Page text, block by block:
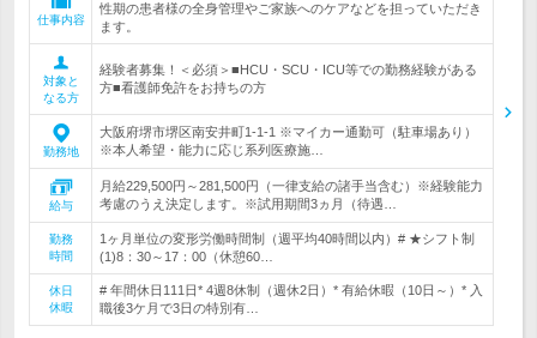
仕事内容
性期の患者様の全身管理やご家族へのケアなどを担っていただき
ます。
対象と
なる方
経験者募集！＜必須＞■HCU・SCU・ICU等での勤務経験がある
方■看護師免許をお持ちの方
勤務地
大阪府堺市堺区南安井町1-1-1 ※マイカー通勤可（駐車場あり）
※本人希望・能力に応じ系列医療施…
給与
月給229,500円～281,500円（一律支給の諸手当含む）※経験能力
考慮のうえ決定します。※試用期間3ヵ月（待遇…
勤務
時間
1ヶ月単位の変形労働時間制（週平均40時間以内）# ★シフト制
(1)8：30～17：00（休憩60…
休日
休暇
# 年間休日111日* 4週8休制（週休2日）* 有給休暇（10日～）* 入
職後3ケ月で3日の特別有…